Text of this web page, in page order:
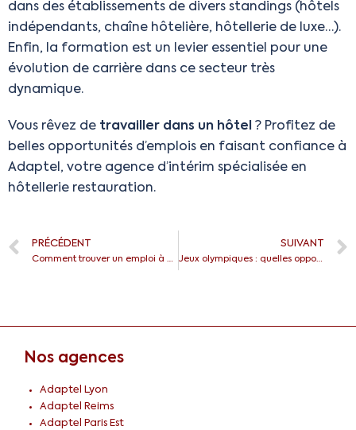
dans des établissements de divers standings (hôtels
indépendants, chaîne hôtelière, hôtellerie de luxe…).
Enfin, la formation est un levier essentiel pour une
évolution de carrière dans ce secteur très
dynamique.
Vous rêvez de travailler dans un hôtel ? Profitez de
belles opportunités d’emplois en faisant confiance à
Adaptel, votre agence d’intérim spécialisée en
hôtellerie restauration.
PRÉCÉDENT
Comment trouver un emploi à Paris ?
SUIVANT
Jeux olympiques : quelles opportunités pour les intérimaires dans l’hôtellerie-restauration ?
Nos agences
Adaptel Lyon
Adaptel Reims
Adaptel Paris Est